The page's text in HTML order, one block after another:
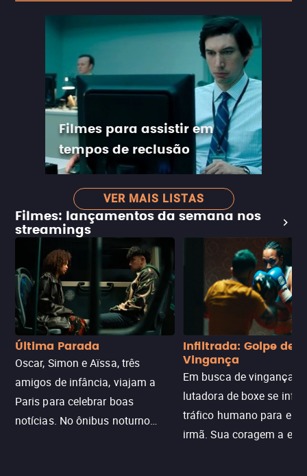
Filmes para assistir em
tempos de reclusão
VER MAIS LISTAS
Filmes: lançamentos da semana nos
streamings
Última Parada
Oscar, Simon e Aïssa, três
amigos de infância, viajam a
Paris para celebrar boas
notícias. No ônibus noturno
Infiltrada: Golpe de
Vingança
Em busca de vingança,
lutadora de boxe se
tráfico humano para
irmã. Sua coragem a